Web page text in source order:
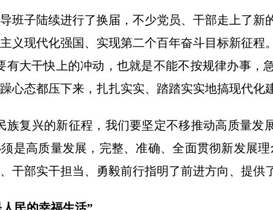
子陆续进行了换届，不少党员、干部走上了新
义现代化强国、实现第二个百年奋斗目标新征程
有大干快上的冲动，也就是不能不按规律办事，
心态都压下来，扎扎实实、踏踏实实地搞现代化
复兴的新征程，我们要坚定不移推动高质量发
是高质量发展，完整、准确、全面贯彻新发展
干部实干担当、勇毅前行指明了前进方向、提供